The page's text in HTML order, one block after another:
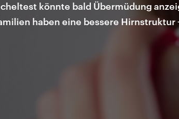
könnte bald Übermüdung
haben eine bessere